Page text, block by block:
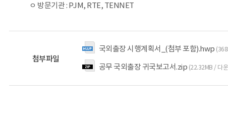
ㅇ 방문기관 : PJM, RTE, TENNET
첨부파일
국외출장 시행계획서_(첨부 포함).hwp
공무 국외출장 귀국보고서.zip (22.32MB / 다